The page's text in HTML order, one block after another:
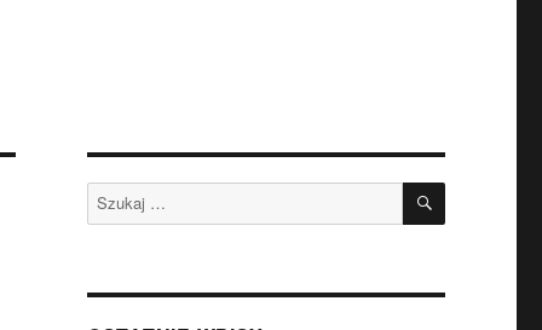
Szukaj: SZUKAJ